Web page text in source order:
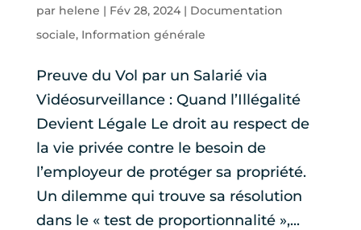
par helene | Fév 28, 2024| Documentation
sociale, Information générale
Preuve du Vol par un Salarié via
Vidéosurveillance : Quand l’Illégalité
Devient Légale Le droit au respect de
la vie privée contre le besoin de
l’employeur de protéger sa propriété.
Un dilemme qui trouve sa résolution
dans le « test de proportionnalité »,...